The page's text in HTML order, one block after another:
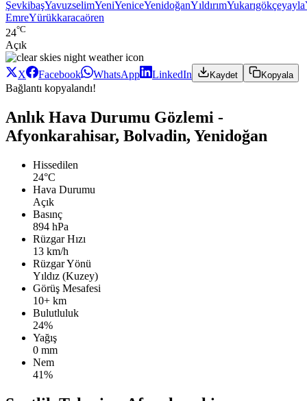
ŞevkibaşYavuzselimYeniYeniceYenidoğanYıldırımYukarıgökçeyayla
EmreYürükkaracaören
24°C
Açık
X Facebook WhatsApp LinkedIn Kaydet Kopyala
Bağlantı kopyalandı!
Anlık Hava Durumu Gözlemi -
Afyonkarahisar, Bolvadin, Yenidoğan
Hissedilen
24°C
Hava Durumu
Açık
Basınç
894 hPa
Rüzgar Hızı
13 km/h
Rüzgar Yönü
Yıldız (Kuzey)
Görüş Mesafesi
10+ km
Bulutluluk
24%
Yağış
0 mm
Nem
41%